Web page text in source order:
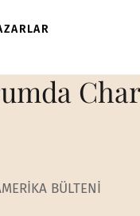
BÜLTENİ